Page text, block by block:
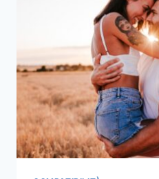
PESCI
NON
PUÒ
RESISTERE
IN
UNA
DONNA
CANCRO